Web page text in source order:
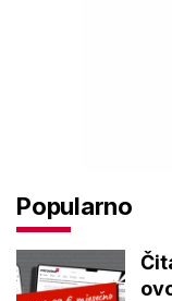
Popularno